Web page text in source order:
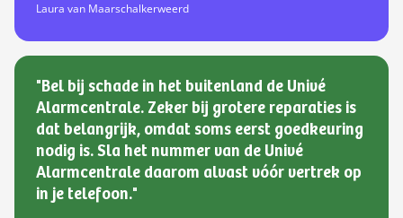
Laura van Maarschalkerweerd
"Bel bij schade in het buitenland de Univé
Alarmcentrale. Zeker bij grotere reparaties is
dat belangrijk, omdat soms eerst goedkeuring
nodig is. Sla het nummer van de Univé
Alarmcentrale daarom alvast vóór vertrek op
in je telefoon."